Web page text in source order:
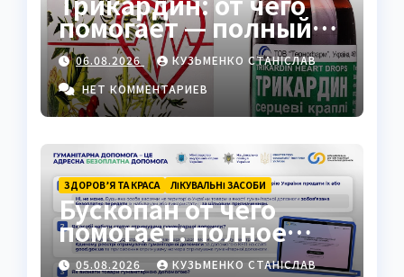
помогает — полный
гид
06.08.2026
КУЗЬМЕНКО СТАНІСЛАВ
НЕТ КОММЕНТАРИЕВ
ЗДОРОВ’Я ТА КРАСА ЛІКУВАЛЬНІ ЗАСОБИ
Бускопан от чего
помогает: полное
руководство
05.08.2026
КУЗЬМЕНКО СТАНІСЛАВ